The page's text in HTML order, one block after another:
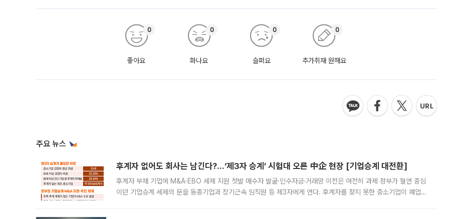
좋아요
0
화나요
0
슬퍼요
0
추가취재 원해요
0
주요 뉴스
후계자 없어도 회사는 남긴다?…‘제3자 승계’ 시험대 오른 中企 현장 [기업승계 대전환]
후계자 부재 기업에 M&A·EBO 세제 지원 첫발 매수자 발굴·인수자금·거래망 이전은 여전히 과제 정부가 혈연 중심
이던 기업승계 세제의 문을 동종기업과 장기근속 임직원 등 제3자에게 연다. 후계자를 찾지 못한 중소기업이 폐업